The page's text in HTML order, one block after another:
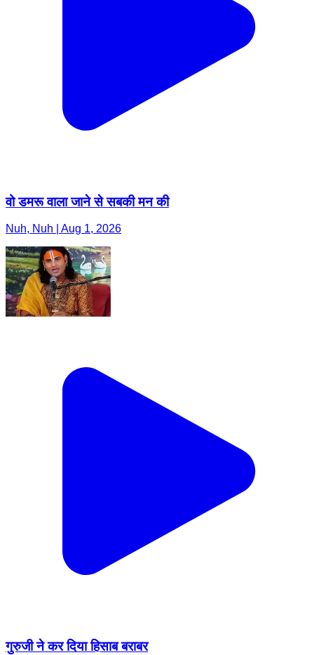
वो डमरू वाला जाने से सबकी मन की
Nuh, Nuh | Aug 1, 2026
गुरुजी ने कर दिया हिसाब बराबर